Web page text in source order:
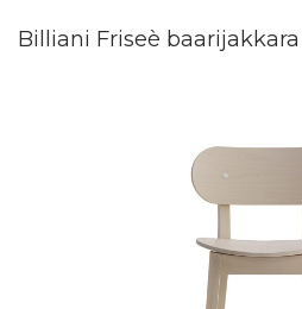
Billiani Friseè baarijakkara